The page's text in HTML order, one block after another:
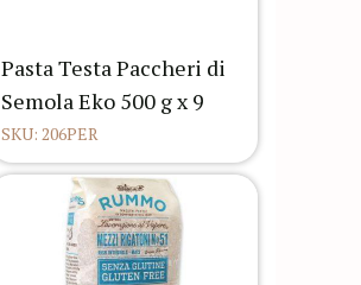
Pasta Testa Paccheri di
Semola Eko 500 g x 9
SKU: 206PER